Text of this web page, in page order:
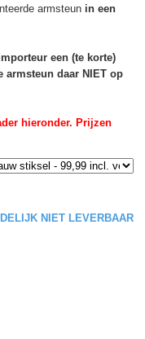
armsteun in een
een (te korte)
armsteun daar NIET op
hieronder. Prijzen
NIET LEVERBAAR